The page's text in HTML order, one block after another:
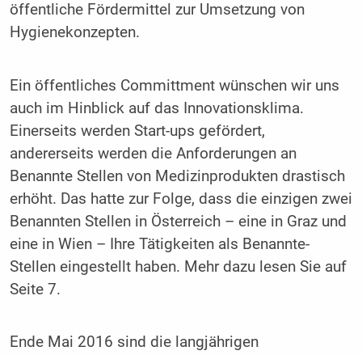
öffentliche Fördermittel zur Umsetzung von
Hygienekonzepten.
Ein öffentliches Committment wünschen wir uns
auch im Hinblick auf das Innovationsklima.
Einerseits werden Start-ups gefördert,
andererseits werden die Anforderungen an
Benannte Stellen von Medizinprodukten drastisch
erhöht. Das hatte zur Folge, dass die einzigen zwei
Benannten Stellen in Österreich – eine in Graz und
eine in Wien – Ihre Tätigkeiten als Benannte­
Stellen eingestellt haben. Mehr dazu lesen Sie auf
Seite 7.
Ende Mai 2016 sind die langjährigen